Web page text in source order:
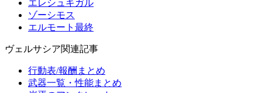
エレシュキガル
ゾーシモス
エルモート最終
ヴェルサシア関連記事
行動表/報酬まとめ
武器一覧・性能まとめ